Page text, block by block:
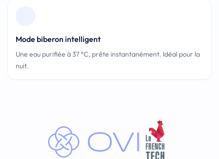
Mode biberon intelligent
Une eau purifiée à 37 °C, prête instantanément. Idéal pour la
nuit.